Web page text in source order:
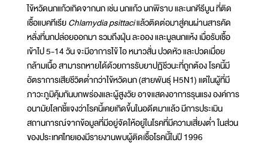
ไข้หวัดนกแก้วเกิดจากนก เช่น นกแก้ว นกพิราบ และนกคีรีบูน ที่ติด
เชื้อแบคทีเรียChlamydia psittaciแล้วติดต่อมาสู่คนผ่านสารคัด
หลั่งที่นกปล่อยออกมา รวมถึงฝุ่น ละออง และมูลนกแห้ง เมื่อรับเชื้อ
เข้าไป 5-14 วัน จะมีอาการไข้ ไอ หนาวสั่น ปวดหัว และปวดเมื่อย
กล้ามเนื้อ สามารถหายได้ด้วยการรับยาปฏิชีวนะที่ถูกต้อง โรคนี้มี
อัตราการเสียชีวิตต่ำกว่าไข้หวัดนก (สายพันธุ์ H5N1) แต่ในผู้ที่มี
ภาวะภูมิคุ้มกันบกพร่องและผู้สูงวัย อาจแสดงอาการรุนแรง องค์การ
อนามัยโลกชี้แจงว่าโรคนี้เคยเกิดขึ้นในอดีตมาแล้ว มีการประเมิน
สถานการณ์จากข้อมูลที่มีอยู่จัดให้อยู่ในโรคที่มีความเสี่ยงต่ำ ในส่วน
ของประเทศไทยเองมีรายงานพบผู้ติดเชื้อโรคนี้ในปี 1996